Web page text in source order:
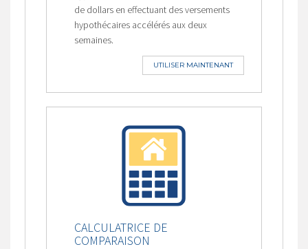
de dollars en effectuant des versements
hypothécaires accélérés aux deux
semaines.
UTILISER MAINTENANT
CALCULATRICE DE
COMPARAISON